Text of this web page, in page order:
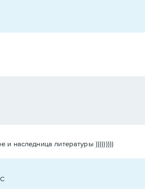
наследница литературы )))))))))